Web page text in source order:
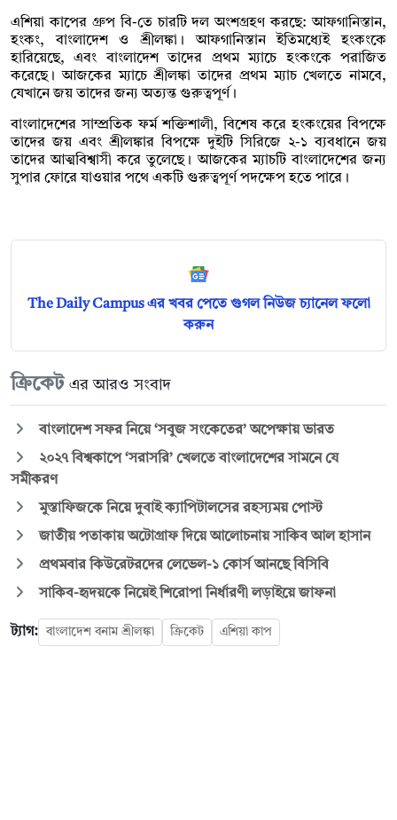
এশিয়া কাপের গ্রুপ বি-তে চারটি দল অংশগ্রহণ করছে: আফগানিস্তান,
হংকং, বাংলাদেশ ও শ্রীলঙ্কা। আফগানিস্তান ইতিমধ্যেই হংকংকে
হারিয়েছে, এবং বাংলাদেশ তাদের প্রথম ম্যাচে হংকংকে পরাজিত
করেছে। আজকের ম্যাচে শ্রীলঙ্কা তাদের প্রথম ম্যাচ খেলতে নামবে,
যেখানে জয় তাদের জন্য অত্যন্ত গুরুত্বপূর্ণ।
বাংলাদেশের সাম্প্রতিক ফর্ম শক্তিশালী, বিশেষ করে হংকংয়ের বিপক্ষে
তাদের জয় এবং শ্রীলঙ্কার বিপক্ষে দুইটি সিরিজে ২-১ ব্যবধানে জয়
তাদের আত্মবিশ্বাসী করে তুলেছে। আজকের ম্যাচটি বাংলাদেশের জন্য
সুপার ফোরে যাওয়ার পথে একটি গুরুত্বপূর্ণ পদক্ষেপ হতে পারে।
The Daily Campus এর খবর পেতে গুগল নিউজ চ্যানেল ফলো
করুন
ক্রিকেট এর আরও সংবাদ
বাংলাদেশ সফর নিয়ে ‘সবুজ সংকেতের’ অপেক্ষায় ভারত
২০২৭ বিশ্বকাপে ‘সরাসরি’ খেলতে বাংলাদেশের সামনে যে
সমীকরণ
মুস্তাফিজকে নিয়ে দুবাই ক্যাপিটালসের রহস্যময় পোস্ট
জাতীয় পতাকায় অটোগ্রাফ দিয়ে আলোচনায় সাকিব আল হাসান
প্রথমবার কিউরেটরদের লেভেল-১ কোর্স আনছে বিসিবি
সাকিব-হৃদয়কে নিয়েই শিরোপা নির্ধারণী লড়াইয়ে জাফনা
ট্যাগ: বাংলাদেশ বনাম শ্রীলঙ্কা ক্রিকেট এশিয়া কাপ